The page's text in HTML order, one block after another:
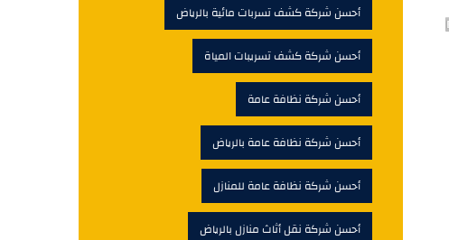
أحسن شركة كشف تسربات مائية بالرياض
أحسن شركة كشف تسريبات المياة
أحسن شركة نظافة عامة
أحسن شركة نظافة عامة بالرياض
أحسن شركة نظافة عامة للمنازل
أحسن شركة نقل أثاث منازل بالرياض